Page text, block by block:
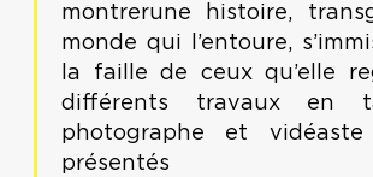
montrerune histoire,
monde qui l’entoure,
la faille de ceux qu’elle
différents travaux en
photographe et
présentés